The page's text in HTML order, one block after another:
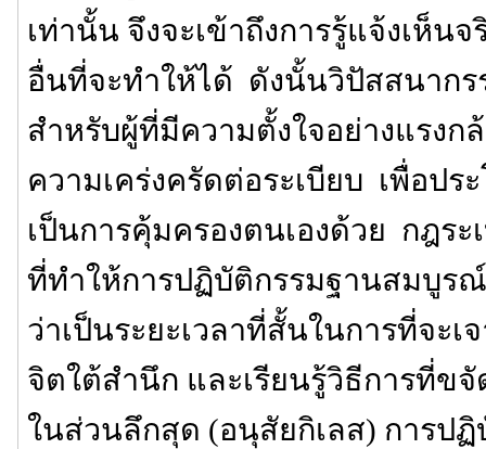
เท่านั้น จึงจะเข้าถึงการรู้แจ้งเห็น
อื่นที่จะทำให้ได้ ดังนั้นวิปัสสนากร
สำหรับผู้ที่มีความตั้งใจอย่างแรงก
ความเคร่งครัดต่อระเบียบ เพื่อปร
เป็นการคุ้มครองตนเองด้วย กฎระ
ที่ทำให้การปฏิบัติกรรมฐานสมบูร
ว่าเป็นระยะเวลาที่สั้นในการที่จะเ
จิตใต้สำนึก และเรียนรู้วิธีการที่ข
ในส่วนลึกสุด (อนุสัยกิเลส) การป